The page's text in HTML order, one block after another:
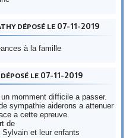
déposé le 07-11-2019
à la famille
le 07-11-2019
momment difficile a passer.
sympathie aiderons a attenuer
a cette epreuve.
de
Sylvain et leur enfants